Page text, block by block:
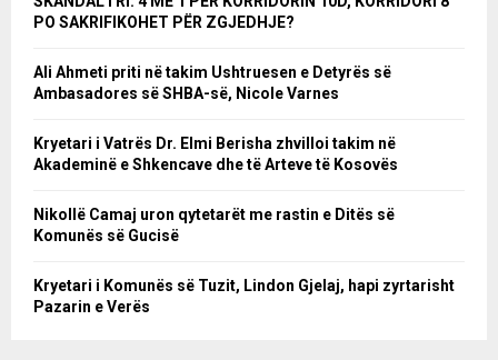
PO SAKRIFIKOHET PËR ZGJEDHJE?
Ali Ahmeti priti në takim Ushtruesen e Detyrës së
Ambasadores së SHBA-së, Nicole Varnes
Kryetari i Vatrës Dr. Elmi Berisha zhvilloi takim në
Akademinë e Shkencave dhe të Arteve të Kosovës
Nikollë Camaj uron qytetarët me rastin e Ditës së
Komunës së Gucisë
Kryetari i Komunës së Tuzit, Lindon Gjelaj, hapi zyrtarisht
Pazarin e Verës